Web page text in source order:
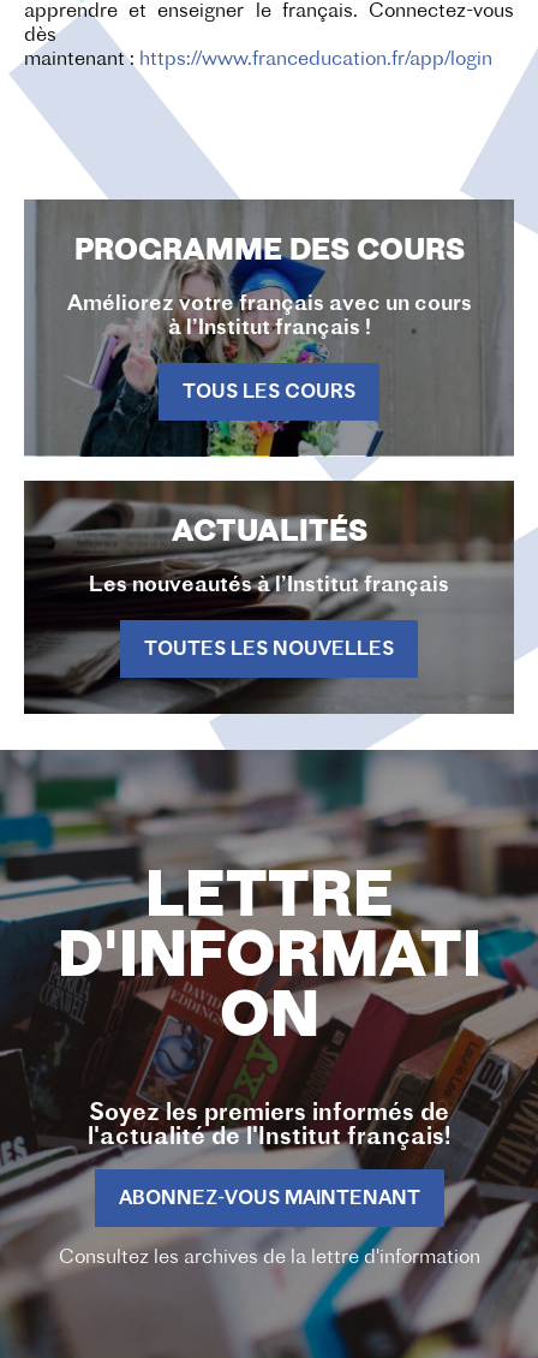
apprendre et enseigner le français. Connectez-vous
dès
maintenant : https://www.franceducation.fr/app/login
PROGRAMME DES COURS
Améliorez votre français avec un cours
à l’Institut français !
TOUS LES COURS
ACTUALITÉS
Les nouveautés à l’Institut français
TOUTES LES NOUVELLES
LETTRE
D'INFORMATI
ON
Soyez les premiers informés de
l'actualité de l'Institut français!
ABONNEZ-VOUS MAINTENANT
Consultez les archives de la lettre d'information